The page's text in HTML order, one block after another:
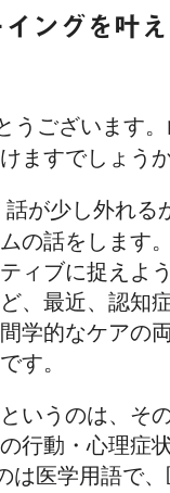
ングを叶
うございます
ますでしょうか
話が少し外れる
の話をします
ィブに捉えよ
、最近、認知
学的なケアの
す。
いうのは、そ
行動・心理症
は医学用語で